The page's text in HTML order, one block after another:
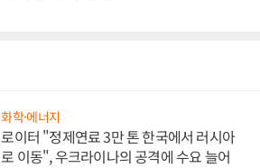
화학·에너지
로이터 "정제연료 3만 톤 한국에서 러시아
로 이동", 우크라이나의 공격에 수요 늘어